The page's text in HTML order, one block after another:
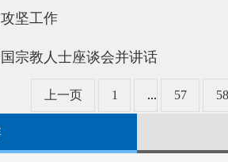
坚工作
宗教人士座谈会并讲话
上一页 1 ... 57 58